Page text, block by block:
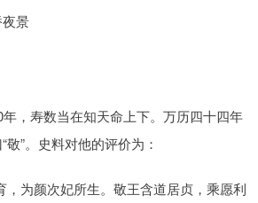
景
，寿数当在知天命上下。万历四十四年
”。史料对他的评价为：
，为颜次妃所生。敬王含道居贞，乘愿利